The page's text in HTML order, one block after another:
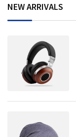
NEW ARRIVALS